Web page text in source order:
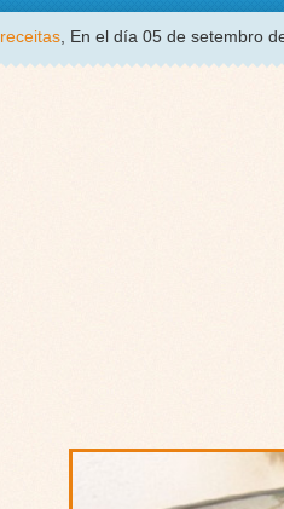
receitas , En el día 05 de setembro